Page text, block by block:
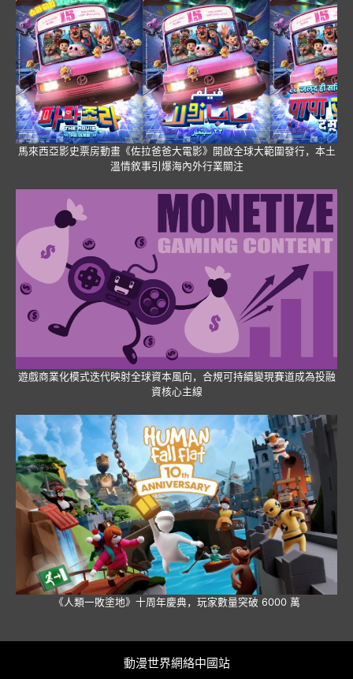
馬來西亞影史票房動畫《佐拉爸爸大電影》開啟全球大範圍發行，本土
溫情敘事引爆海內外行業關注
遊戲商業化模式迭代映射全球資本風向，合規可持續變現賽道成為投融
資核心主線
《人類一敗塗地》十周年慶典，玩家數量突破 6000 萬
動漫世界網絡中國站